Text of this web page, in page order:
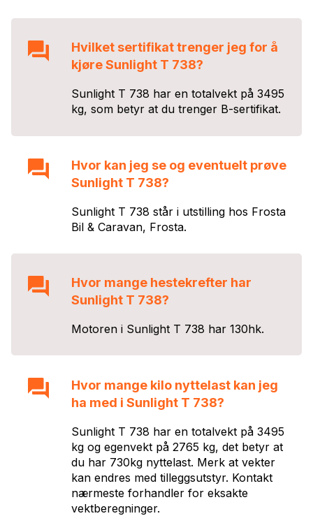
Hvilket sertifikat trenger jeg for å
kjøreSunlight T 738?
Sunlight T 738 har en totalvekt på 3495
kg, som betyr at du trenger B-sertifikat.
Hvor kan jeg se og eventuelt prøve
Sunlight T 738?
Sunlight T 738 står i utstilling hos Frosta
Bil & Caravan, Frosta.
Hvor mange hestekrefter har
Sunlight T 738?
Motoren i Sunlight T 738 har 130hk.
Hvor mange kilo nyttelast kan jeg
ha med i Sunlight T 738?
Sunlight T 738 har en totalvekt på 3495
kg og egenvekt på 2765 kg, det betyr at
du har 730kg nyttelast. Merk at vekter
kan endres med tilleggsutstyr. Kontakt
nærmeste forhandler for eksakte
vektberegninger.